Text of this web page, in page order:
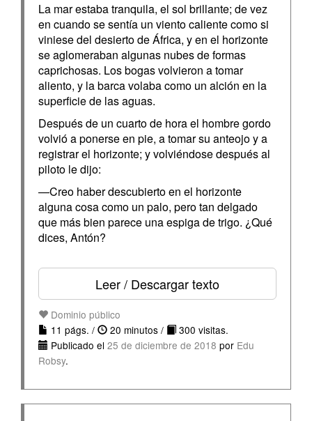
La mar estaba tranquila, el sol brillante; de vez
en cuando se sentía un viento caliente como si
viniese del desierto de África, y en el horizonte
se aglomeraban algunas nubes de formas
caprichosas. Los bogas volvieron a tomar
aliento, y la barca volaba como un alción en la
superficie de las aguas.
Después de un cuarto de hora el hombre gordo
volvió a ponerse en pie, a tomar su anteojo y a
registrar el horizonte; y volviéndose después al
piloto le dijo:
—Creo haber descubierto en el horizonte
alguna cosa como un palo, pero tan delgado
que más bien parece una espiga de trigo. ¿Qué
dices, Antón?
Leer / Descargar texto
Dominio público
11 págs. /
20 minutos /
300 visitas.
Publicado el 25 de diciembre de 2018 por Edu
Robsy.